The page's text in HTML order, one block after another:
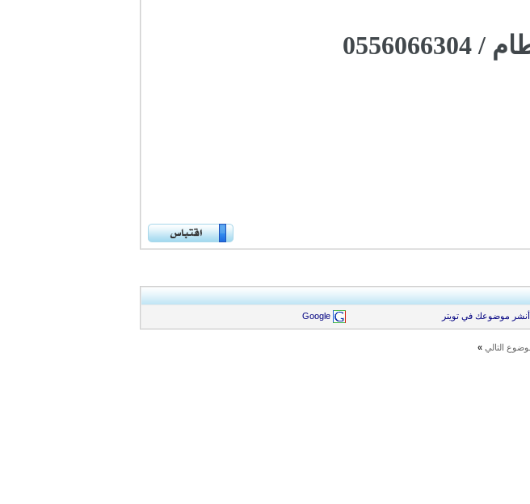
أنشر موضوعك في تويتر Google
التالي »